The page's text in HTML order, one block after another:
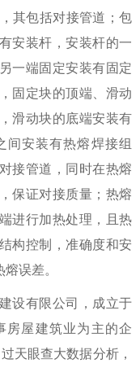
其包括对接管道；包
安装杆，安装杆的一
一端固定安装有固定
固定块的顶端、滑动
滑动块的底端安装有
间安装有热熔焊接组
接管道，同时在热熔
保证对接质量；热熔
进行加热处理，且热
构控制，准确度和安
误差。
有限公司，成立于
房屋建筑业为主的企
天眼查大数据分析，